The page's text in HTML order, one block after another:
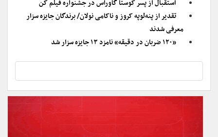
استقبال از پسر کوستا گاوراس در جشنواره فیلم کن
تقدیر از پنه‌لوپه‌ کروز و ناکامی نولان/ برندگان جایزه سزار
معرفی شدند
«۱۲۰ ضربان در دقیقه» نامزد ۱۳ جایزه سزار شد